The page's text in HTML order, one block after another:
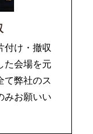
付け・撤収
た会場を元
て弊社のス
みお願いい